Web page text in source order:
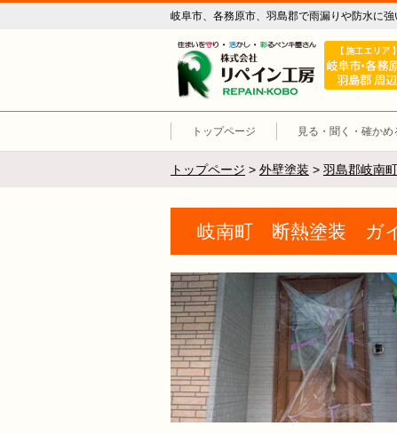
岐阜市、各務原市、羽島郡で雨漏りや防水に
リペイン
トップページ 見る・聞く・確かめ
トップページ > 外壁塗装 > 羽島郡岐南
岐南町 断熱塗装 ガ